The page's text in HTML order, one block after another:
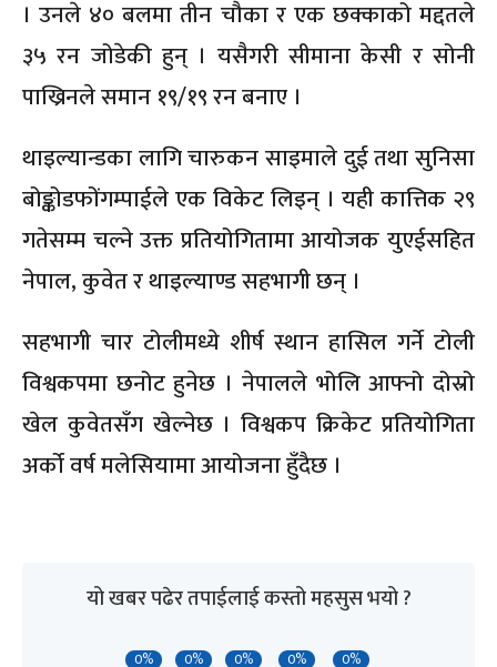
। उनले ४० बलमा तीन चौका र एक छक्काको मद्दतले
३५ रन जोडेकी हुन् । यसैगरी सीमाना केसी र सोनी
पाख्रिनले समान १९/१९ रन बनाए ।
थाइल्यान्डका लागि चारुकन साइमाले दुई तथा सुनिसा
बोङ्कोडफोंगम्पाईले एक विकेट लिइन् । यही कात्तिक २९
गतेसम्म चल्ने उक्त प्रतियोगितामा आयोजक युएईसहित
नेपाल, कुवेत र थाइल्याण्ड सहभागी छन् ।
सहभागी चार टोलीमध्ये शीर्ष स्थान हासिल गर्ने टोली
विश्वकपमा छनोट हुनेछ । नेपालले भोलि आफ्नो दोस्रो
खेल कुवेतसँग खेल्नेछ । विश्वकप क्रिकेट प्रतियोगिता
अर्को वर्ष मलेसियामा आयोजना हुँदैछ ।
यो खबर पढेर तपाईलाई कस्तो महसुस भयो ?
0% 0% 0% 0% 0%